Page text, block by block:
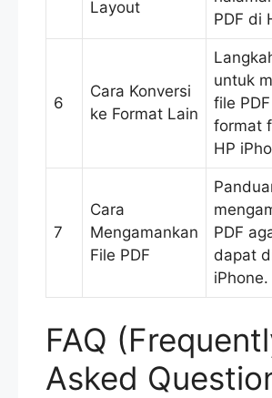
Layout
PDF di
6
Cara Konversi
ke Format Lain
untuk
file
format
HP
7
Cara
Mengamankan
File PDF
PDF
dapat
iPhone.
FAQ
Asked